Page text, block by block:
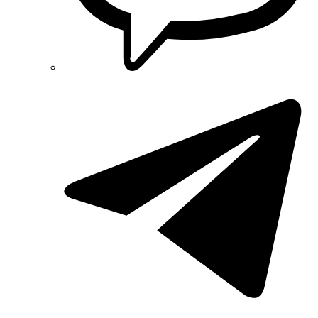
Schneider-Electric (Франция)
Siemens (Германия)
Technoelectric (Италия)
Technosystems (Украина)
TEKPAN (Турция)